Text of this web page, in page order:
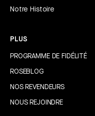
Notre Histoire
PLUS
PROGRAMME DE FIDÉLITÉ
ROSEBLOG
NOS REVENDEURS
NOUS REJOINDRE